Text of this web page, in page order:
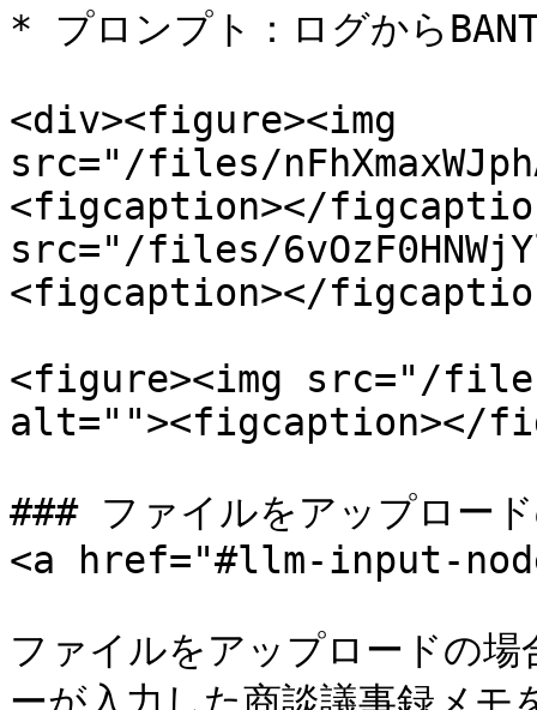
* プロンプト：ログから
<div><figure><img
src="/files/
<figcaption></
src="/files/
<figcaption></
<figure><img src="/files/
alt=""><figcaption></
### ファイルをアップロー
<a href="#llm-input-
ファイルをアップロードの